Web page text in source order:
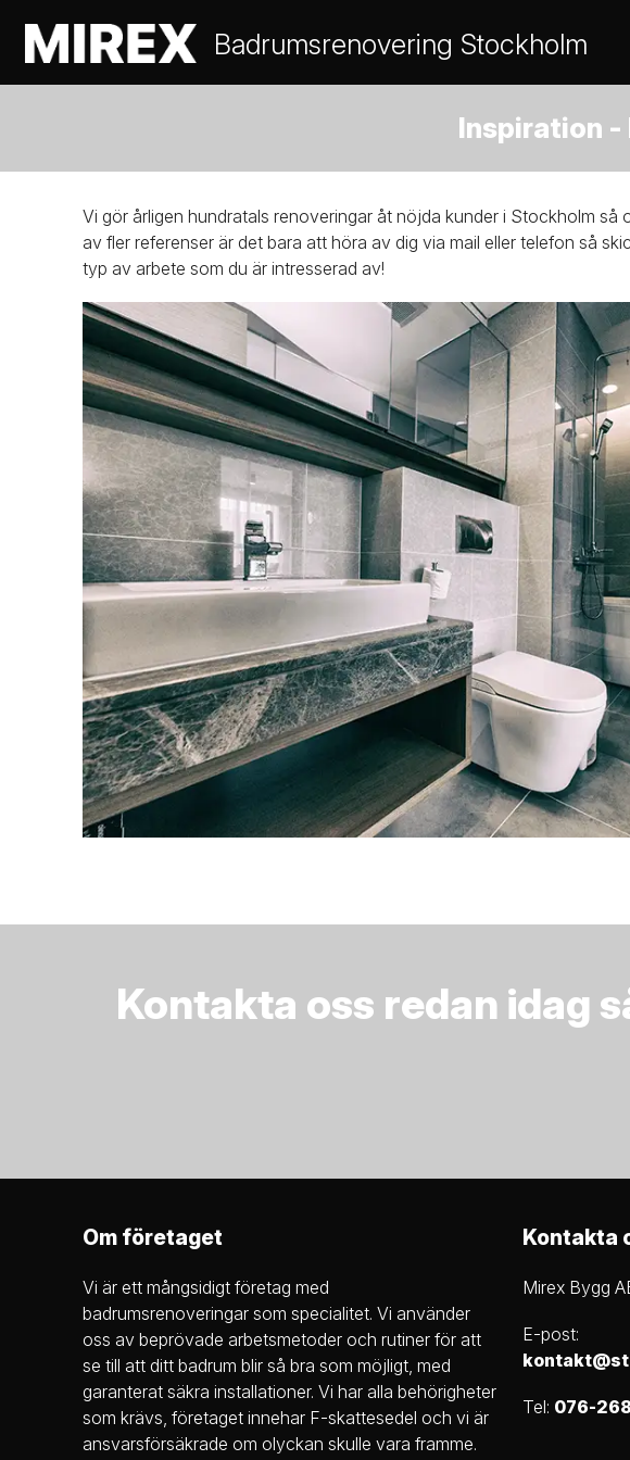
Badrumsrenovering Stockholm
Inspiration -
Vi gör årligen hundratals renoveringar åt nöjda kunder i Stockholm så
av fler referenser är det bara att höra av dig via mail eller telefon så
typ av arbete som du är intresserad av!
Kontakta oss redan idag
Om företaget
Vi är ett mångsidigt företag med
badrumsrenoveringar som specialitet. Vi använder
oss av beprövade arbetsmetoder och rutiner för att
se till att ditt badrum blir så bra som möjligt, med
garanterat säkra installationer. Vi har alla behörigheter
som krävs, företaget innehar F-skattesedel och vi är
ansvarsförsäkrade om olyckan skulle vara framme.
Kontakta
Mirex Bygg
E-post:
Tel: 076-